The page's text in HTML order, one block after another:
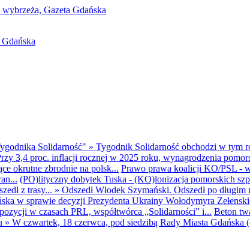
Solidarność" » Tygodnik Solidarność obchodzi w tym
3,4 proc. inflacji rocznej w 2025 roku, wynagrodzenia
okrutne zbrodnie na polsk... Prawo prawa koalicji KO/PSL -
(PO)lityczny dobytek Tuska - (KO)lonizacja pomorskich
z trasy... » Odszedł Włodek Szymański. Odszedł po
w sprawie decyzji Prezydenta Ukrainy Wołodymyra
w czasach PRL, współtwórca „Solidarności” i... Beton
» W czwartek, 18 czerwca, pod siedzibą Rady Miasta